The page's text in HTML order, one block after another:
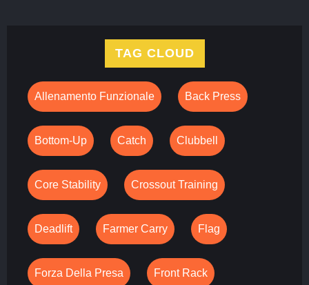
TAG CLOUD
Allenamento Funzionale Back Press
Bottom-Up Catch Clubbell
Core Stability Crossout Training
Deadlift Farmer Carry Flag
Forza Della Presa Front Rack